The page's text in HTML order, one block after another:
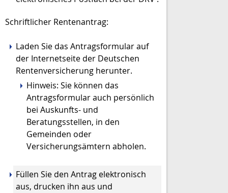
Schriftlicher Rentenantrag:
Laden Sie das Antragsformular auf
der Internetseite der Deutschen
Rentenversicherung herunter.
Hinweis: Sie können das
Antragsformular auch persönlich
bei Auskunfts-­ und
Beratungsstellen, in den
Gemeinden oder
Versicherungsämtern abholen.
Füllen Sie den Antrag elektronisch
aus, drucken ihn aus und